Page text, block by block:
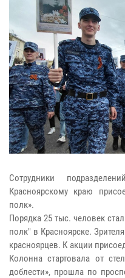
Сотрудники
Красноярскому краю
полк».
Порядка 25 тыс. человек
полк" в Красноярске.
красноярцев. К акции
Колонна стартовала от
доблести», прошла по